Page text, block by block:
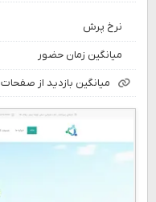
نرخ پرش
میانگین زمان حضور
میانگین بازدید از صفحات